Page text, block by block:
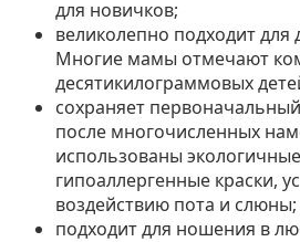
для новичков;
великолепно подходит для
Многие мамы отмечают
десятикилограммовых
сохраняет
после многочисленных
использованы
гипоаллергенные краски,
воздействию пота и слюны;
подходит для ношения в